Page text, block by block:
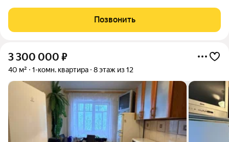
квартира площадью 33,2м на первом этаже 9этажного
кирпичного дома. Прямая продажа: все
Позвонить
3 300 000 ₽
40 м² 1-комн. квартира 8 этаж из 12